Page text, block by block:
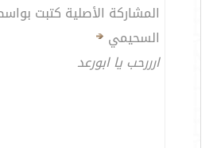
المشاركة الأصلية كتبت
السحيمي
ارررحب يا ابورعد